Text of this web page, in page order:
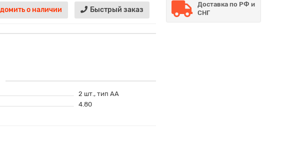
о наличии Быстрый заказ
2 шт., тип AA
4.80
Доставка по РФ и
СНГ